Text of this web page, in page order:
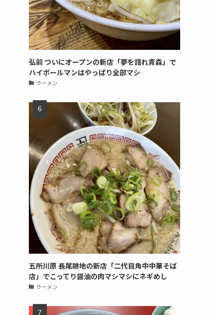
弘前 ついにオープンの新店「夢を語れ青森」で
ハイボールマンはやっぱり全部マシ
ラーメン
五所川原 長尾跡地の新店「二代目角中中華そば
店」でこってり醤油の肉マシマシにネギめし
ラーメン